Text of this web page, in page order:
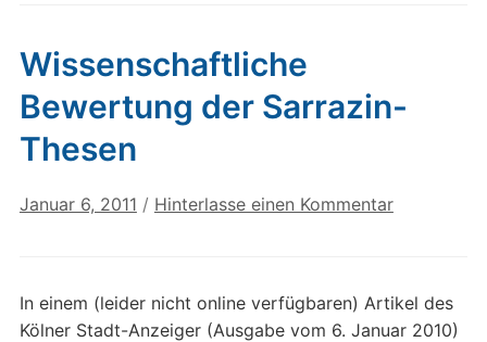
Wissenschaftliche
Bewertung der Sarrazin-
Thesen
Januar 6, 2011 / Hinterlasse einen Kommentar
In einem (leider nicht online verfügbaren) Artikel des
Kölner Stadt-Anzeiger (Ausgabe vom 6. Januar 2010)